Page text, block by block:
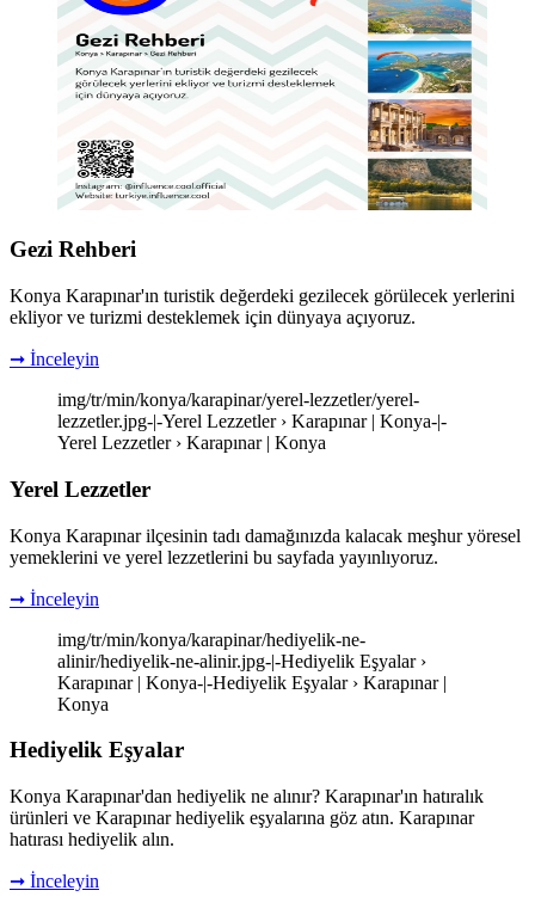
Gezi Rehberi
Konya Karapınar'ın turistik değerdeki gezilecek görülecek yerlerini
ekliyor ve turizmi desteklemek için dünyaya açıyoruz.
➞ İnceleyin
img/tr/min/konya/karapinar/yerel-lezzetler/yerel-
lezzetler.jpg-|-Yerel Lezzetler › Karapınar | Konya-|-
Yerel Lezzetler › Karapınar | Konya
Yerel Lezzetler
Konya Karapınar ilçesinin tadı damağınızda kalacak meşhur yöresel
yemeklerini ve yerel lezzetlerini bu sayfada yayınlıyoruz.
➞ İnceleyin
img/tr/min/konya/karapinar/hediyelik-ne-
alinir/hediyelik-ne-alinir.jpg-|-Hediyelik Eşyalar ›
Karapınar | Konya-|-Hediyelik Eşyalar › Karapınar |
Konya
Hediyelik Eşyalar
Konya Karapınar'dan hediyelik ne alınır? Karapınar'ın hatıralık
ürünleri ve Karapınar hediyelik eşyalarına göz atın. Karapınar
hatırası hediyelik alın.
➞ İnceleyin